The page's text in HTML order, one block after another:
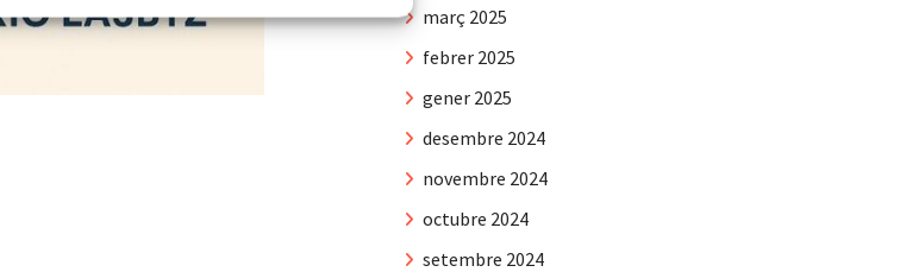
març 2025
febrer 2025
gener 2025
desembre 2024
novembre 2024
octubre 2024
setembre 2024